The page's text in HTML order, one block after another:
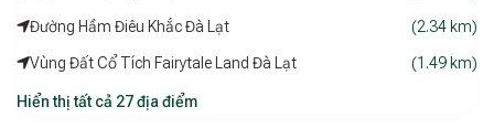
Đường Hầm Điêu Khắc Đà Lạt (2.34 km)
Vùng Đất Cổ Tích Fairytale Land Đà Lạt (1.49 km)
Hiển thị tất cả 27 địa điểm